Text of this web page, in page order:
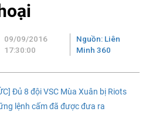
09/09/2016
17:30:00
Nguồn: Liên
Minh 360
Đủ 8 đội VSC Mùa Xuân bị Riots
lệnh cấm đã được đưa ra